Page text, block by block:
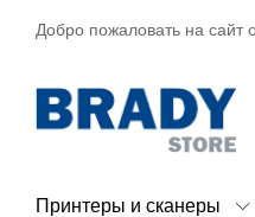
Добро пожаловать на сайт
Принтеры и сканеры